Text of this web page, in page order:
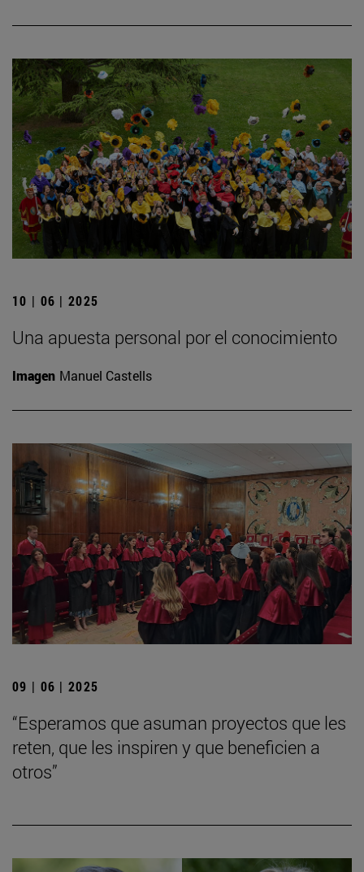
10 | 06 | 2025
Una apuesta personal por el conocimiento
Imagen Manuel Castells
09 | 06 | 2025
“Esperamos que asuman proyectos que les
reten, que les inspiren y que beneficien a
otros”